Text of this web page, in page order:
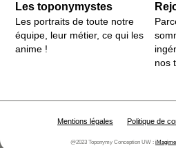
Les toponymystes
Les portraits de toute notre
équipe, leur métier, ce qui les
anime !
nos
Mentions légales Politique de
@2023 Toponymy Conception UW : iMagimel